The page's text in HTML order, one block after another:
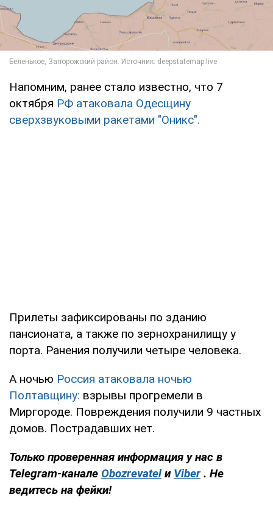
Напомним, ранее стало известно, что 7
октября РФ атаковала Одесщину
сверхзвуковыми ракетами "Оникс".
Прилеты зафиксированы по зданию
пансионата, а также по зернохранилищу у
порта. Ранения получили четыре человека.
А ночью Россия атаковала ночью
Полтавщину: взрывы прогремели в
Миргороде. Повреждения получили 9 частных
домов. Пострадавших нет.
Только проверенная информация у нас в
Telegram-канале Obozrevatel и Viber . Не
ведитесь на фейки!